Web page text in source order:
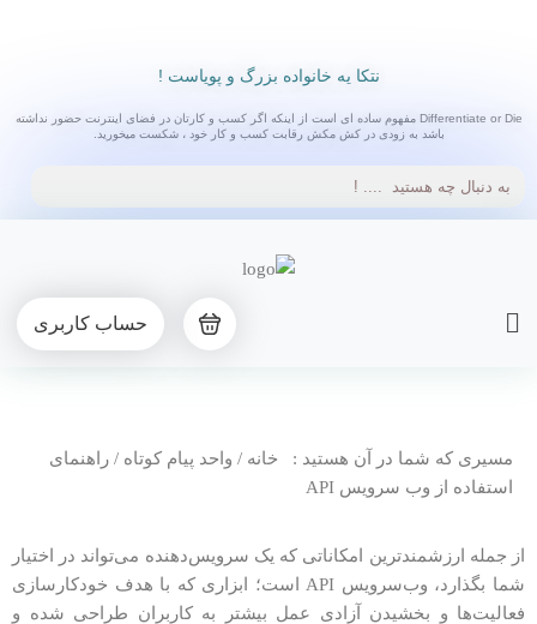
نتکا یه خانواده بزرگ و پویاست !
Differentiate or Die مفهوم ساده ای است از اینکه اگر کسب و کارتان در فضای اینترنت حضور نداشته
باشد به زودی در کش مکش رقابت کسب و کار خود ، شکست میخورید.
Main
حساب کاربری
مسیری که شما در آن هستید : خانه / واحد پیام کوتاه / راهنمای
استفاده از وب سرویس API
از جمله ارزشمندترین امکاناتی که یک سرویس‌دهنده می‌تواند در اختیار
شما بگذارد، وب‌سرویس API است؛ ابزاری که با هدف خودکارسازی
فعالیت‌ها و بخشیدن آزادی عمل بیشتر به کاربران طراحی شده و